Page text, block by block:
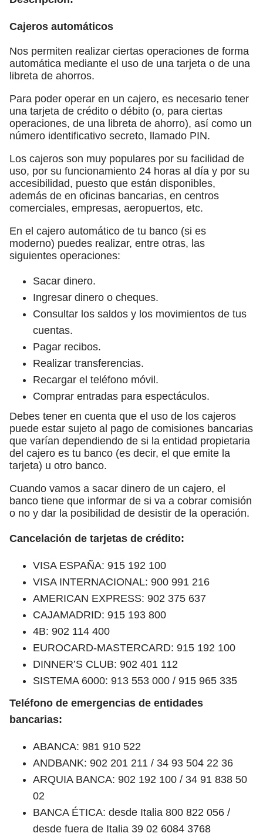
Cajeros automáticos
Nos permiten realizar ciertas operaciones de forma
automática mediante el uso de una tarjeta o de una
libreta de ahorros.
Para poder operar en un cajero, es necesario tener
una tarjeta de crédito o débito (o, para ciertas
operaciones, de una libreta de ahorro), así como un
número identificativo secreto, llamado PIN.
Los cajeros son muy populares por su facilidad de
uso, por su funcionamiento 24 horas al día y por su
accesibilidad, puesto que están disponibles,
además de en oficinas bancarias, en centros
comerciales, empresas, aeropuertos, etc.
En el cajero automático de tu banco (si es
moderno) puedes realizar, entre otras, las
siguientes operaciones:
Sacar dinero.
Ingresar dinero o cheques.
Consultar los saldos y los movimientos de tus
cuentas.
Pagar recibos.
Realizar transferencias.
Recargar el teléfono móvil.
Comprar entradas para espectáculos.
Debes tener en cuenta que el uso de los cajeros
puede estar sujeto al pago de comisiones bancarias
que varían dependiendo de si la entidad propietaria
del cajero es tu banco (es decir, el que emite la
tarjeta) u otro banco.
Cuando vamos a sacar dinero de un cajero, el
banco tiene que informar de si va a cobrar comisión
o no y dar la posibilidad de desistir de la operación.
Cancelación de tarjetas de crédito:
VISA ESPAÑA: 915 192 100
VISA INTERNACIONAL: 900 991 216
AMERICAN EXPRESS: 902 375 637
CAJAMADRID: 915 193 800
4B: 902 114 400
EUROCARD-MASTERCARD: 915 192 100
DINNER’S CLUB: 902 401 112
SISTEMA 6000: 913 553 000 / 915 965 335
Teléfono de emergencias de entidades
bancarias:
ABANCA: 981 910 522
ANDBANK: 902 201 211 / 34 93 504 22 36
ARQUIA BANCA: 902 192 100 / 34 91 838 50
02
BANCA ÉTICA: desde Italia 800 822 056 /
desde fuera de Italia 39 02 6084 3768